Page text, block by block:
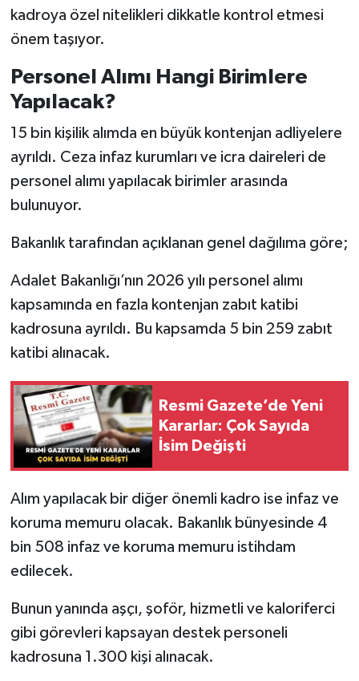
kadroya özel nitelikleri dikkatle kontrol etmesi
önem taşıyor.
Personel Alımı Hangi Birimlere
Yapılacak?
15 bin kişilik alımda en büyük kontenjan adliyelere
ayrıldı. Ceza infaz kurumları ve icra daireleri de
personel alımı yapılacak birimler arasında
bulunuyor.
Bakanlık tarafından açıklanan genel dağılıma göre;
Adalet Bakanlığı’nın 2026 yılı personel alımı
kapsamında en fazla kontenjan zabıt katibi
kadrosuna ayrıldı. Bu kapsamda 5 bin 259 zabıt
katibi alınacak.
Resmi Gazete’de Yeni
Kararlar: Çok Sayıda
İsim Değişti
Alım yapılacak bir diğer önemli kadro ise infaz ve
koruma memuru olacak. Bakanlık bünyesinde 4
bin 508 infaz ve koruma memuru istihdam
edilecek.
Bunun yanında aşçı, şoför, hizmetli ve kaloriferci
gibi görevleri kapsayan destek personeli
kadrosuna 1.300 kişi alınacak.